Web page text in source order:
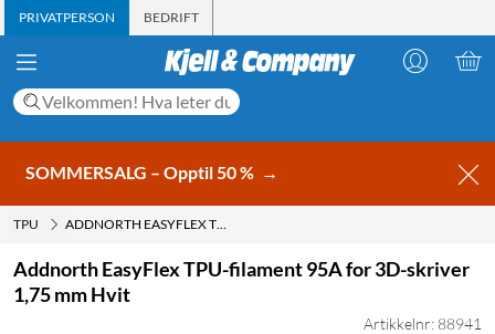
PRIVATPERSON BEDRIFT
SOMMERSALG – Opptil 50 % →
TPU ADDNORTH EASYFLEX TPU-FILAMENT 95A FOR 3D-SKRIVER 1,75 MM HVIT
Addnorth EasyFlex TPU-filament 95A for 3D-skriver
1,75 mm Hvit
Artikkelnr: 88941